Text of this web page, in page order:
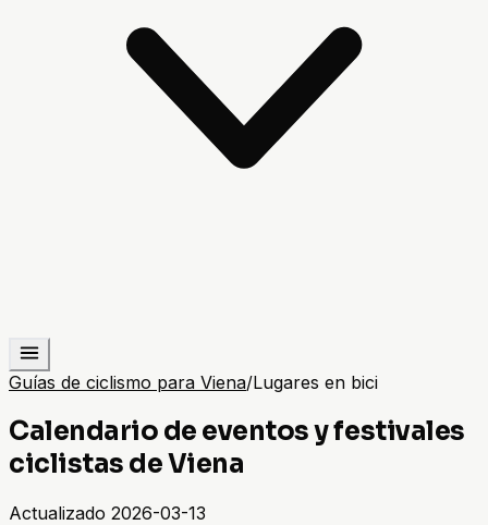
Guías de ciclismo para Viena/Lugares en bici
Calendario de eventos y festivales
ciclistas de Viena
Actualizado 2026-03-13